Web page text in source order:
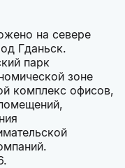
на севере
Гданьск.
парк
зоне
комплекс офисов,